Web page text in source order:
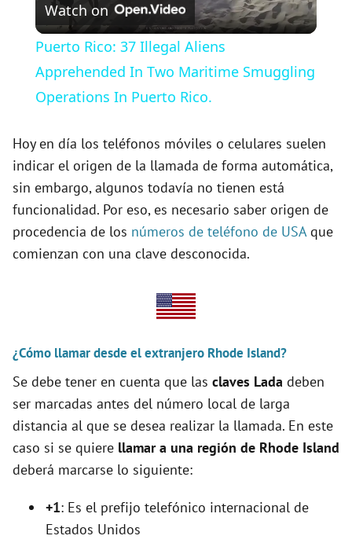
l
a
V
i
d
e
o
Watch on
Puerto Rico: 37 Illegal Aliens
Apprehended In Two Maritime Smuggling
Operations In Puerto Rico.
Hoy en día los teléfonos móviles o celulares suelen
indicar el origen de la llamada de forma automática,
sin embargo, algunos todavía no tienen está
funcionalidad. Por eso, es necesario saber origen de
procedencia de los números de teléfono de USAque
comienzan con una clave desconocida.
¿Cómo llamar desde el extranjero Rhode Island?
Se debe tener en cuenta que las claves Lada deben
ser marcadas antes del número local de larga
distancia al que se desea realizar la llamada. En este
caso si se quiere llamar a una región de Rhode Island
deberá marcarse lo siguiente:
+1: Es el prefijo telefónico internacional de
Estados Unidos